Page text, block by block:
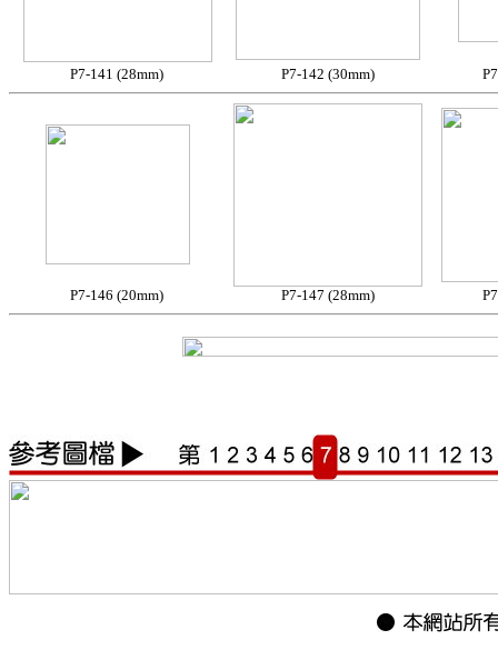
P7-141 (28mm) P7-142 (30mm)
P7-146 (20mm) P7-147 (28mm)